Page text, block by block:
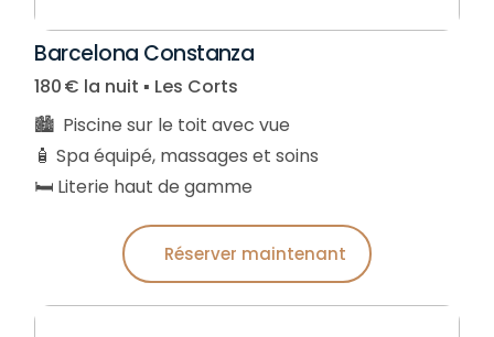
Barcelona Constanza
180 € la nuit ▪︎ Les Corts
🏙️ Piscine sur le toit avec vue
🧴 Spa équipé, massages et soins
🛏️ Literie haut de gamme
Réserver maintenant